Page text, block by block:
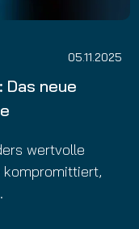
05.11.2025
neue
wertvolle
kompromittiert,